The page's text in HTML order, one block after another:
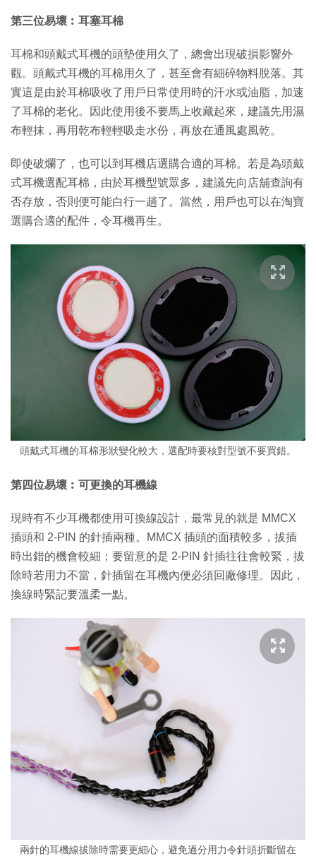
第三位易壞︰耳塞耳棉
耳棉和頭戴式耳機的頭墊使用久了，總會出現破損影響外
觀。頭戴式耳機的耳棉用久了，甚至會有細碎物料脫落。其
實這是由於耳棉吸收了用戶日常使用時的汗水或油脂，加速
了耳棉的老化。因此使用後不要馬上收藏起來，建議先用濕
布輕抹，再用乾布輕輕吸走水份，再放在通風處風乾。
即使破爛了，也可以到耳機店選購合適的耳棉。若是為頭戴
式耳機選配耳棉，由於耳機型號眾多，建議先向店舖查詢有
否存放，否則便可能白行一趟了。當然，用戶也可以在淘寶
選購合適的配件，令耳機再生。
頭戴式耳機的耳棉形狀變化較大，選配時要核對型號不要買錯。
第四位易壞︰可更換的耳機線
現時有不少耳機都使用可換線設計，最常見的就是 MMCX
插頭和 2-PIN 的針插兩種。MMCX 插頭的面積較多，拔插
時出錯的機會較細；要留意的是 2-PIN 針插往往會較緊，拔
除時若用力不當，針插留在耳機內便必須回廠修理。因此，
換線時緊記要溫柔一點。
兩針的耳機線拔除時需要更細心，避免過分用力令針頭折斷留在